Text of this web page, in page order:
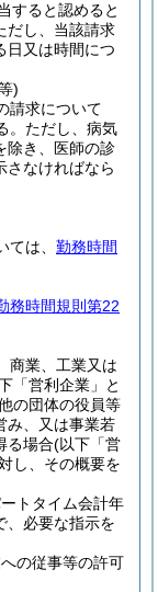
すると認めると
だし、当該請求
日又は時間につ
)
請求について
ただし、病気
除き、医師の診
さなければなら
は、 勤務時間
務時間規則第22
商業、工業又は
「営利企業」と
の団体の役員等
み、又は事業若
る場合(以下「営
し、その概要を
トタイム会計年
、必要な指示を
の従事等の許可